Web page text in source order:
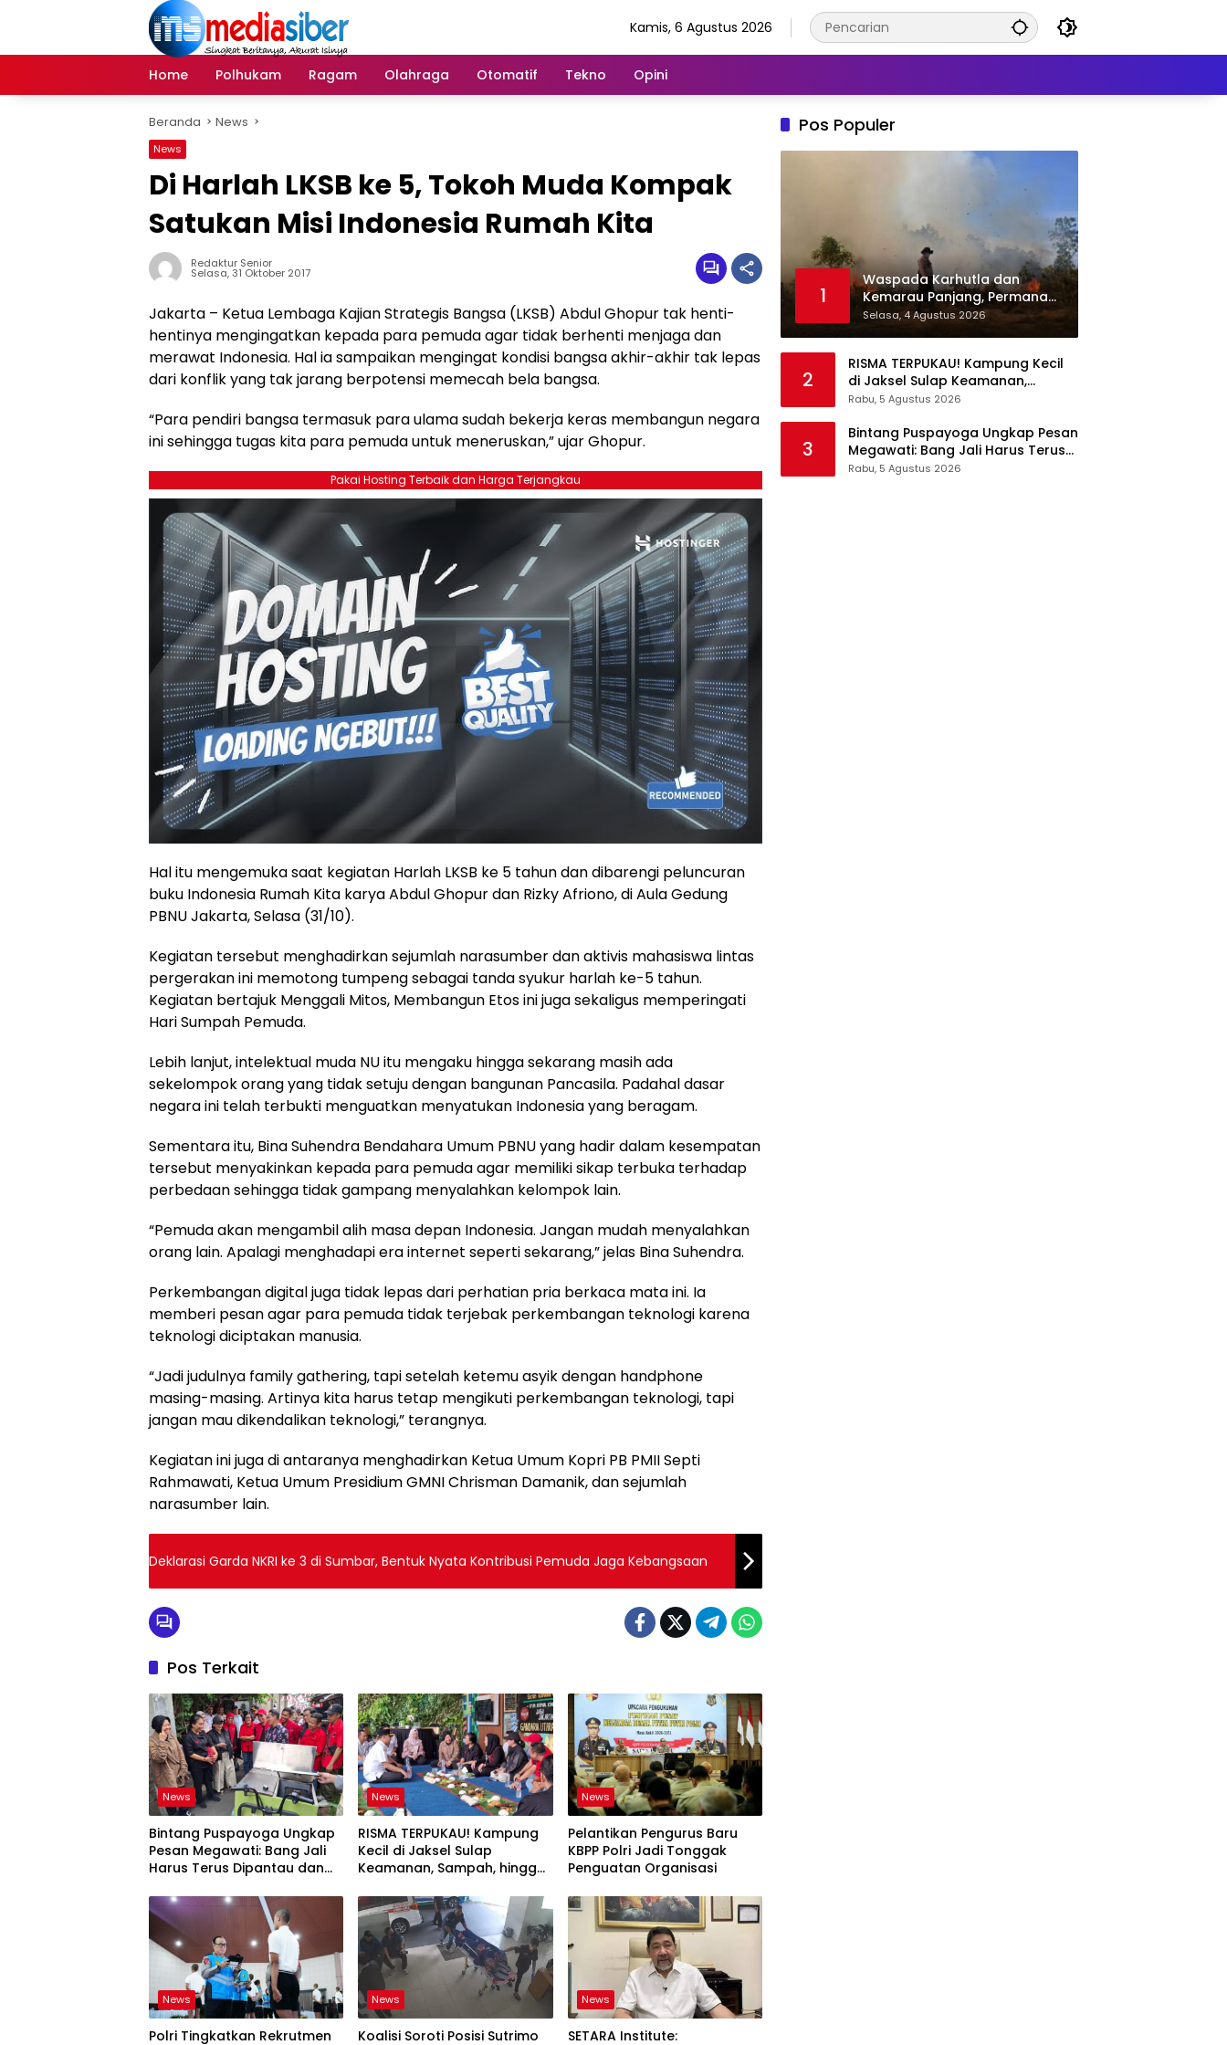
Kamis, 6 Agustus 2026
Home Polhukam Ragam Olahraga Otomatif Tekno Opini
Beranda News
News
Di Harlah LKSB ke 5, Tokoh Muda Kompak
Satukan Misi Indonesia Rumah Kita
Redaktur Senior
Selasa, 31 Oktober 2017
Jakarta – Ketua Lembaga Kajian Strategis Bangsa (LKSB) Abdul Ghopur tak henti-
hentinya mengingatkan kepada para pemuda agar tidak berhenti menjaga dan
merawat Indonesia. Hal ia sampaikan mengingat kondisi bangsa akhir-akhir tak lepas
dari konflik yang tak jarang berpotensi memecah bela bangsa.
“Para pendiri bangsa termasuk para ulama sudah bekerja keras membangun negara
ini sehingga tugas kita para pemuda untuk meneruskan,” ujar Ghopur.
Pakai Hosting Terbaik dan Harga Terjangkau
Hal itu mengemuka saat kegiatan Harlah LKSB ke 5 tahun dan dibarengi peluncuran
buku Indonesia Rumah Kita karya Abdul Ghopur dan Rizky Afriono, di Aula Gedung
PBNU Jakarta, Selasa (31/10).
Kegiatan tersebut menghadirkan sejumlah narasumber dan aktivis mahasiswa lintas
pergerakan ini memotong tumpeng sebagai tanda syukur harlah ke-5 tahun.
Kegiatan bertajuk Menggali Mitos, Membangun Etos ini juga sekaligus memperingati
Hari Sumpah Pemuda.
Lebih lanjut, intelektual muda NU itu mengaku hingga sekarang masih ada
sekelompok orang yang tidak setuju dengan bangunan Pancasila. Padahal dasar
negara ini telah terbukti menguatkan menyatukan Indonesia yang beragam.
Sementara itu, Bina Suhendra Bendahara Umum PBNU yang hadir dalam kesempatan
tersebut menyakinkan kepada para pemuda agar memiliki sikap terbuka terhadap
perbedaan sehingga tidak gampang menyalahkan kelompok lain.
“Pemuda akan mengambil alih masa depan Indonesia. Jangan mudah menyalahkan
orang lain. Apalagi menghadapi era internet seperti sekarang,” jelas Bina Suhendra.
Perkembangan digital juga tidak lepas dari perhatian pria berkaca mata ini. Ia
memberi pesan agar para pemuda tidak terjebak perkembangan teknologi karena
teknologi diciptakan manusia.
“Jadi judulnya family gathering, tapi setelah ketemu asyik dengan handphone
masing-masing. Artinya kita harus tetap mengikuti perkembangan teknologi, tapi
jangan mau dikendalikan teknologi,” terangnya.
Kegiatan ini juga di antaranya menghadirkan Ketua Umum Kopri PB PMII Septi
Rahmawati, Ketua Umum Presidium GMNI Chrisman Damanik, dan sejumlah
narasumber lain.
Deklarasi Garda NKRI ke 3 di Sumbar, Bentuk Nyata Kontribusi Pemuda Jaga Kebangsaan
Pos Terkait
News
Bintang Puspayoga Ungkap
Pesan Megawati: Bang Jali
Harus Terus Dipantau dan
News
RISMA TERPUKAU! Kampung
Kecil di Jaksel Sulap
Keamanan, Sampah, hingga
Sistem
News
Pelantikan Pengurus Baru
KBPP Polri Jadi Tonggak
Penguatan Organisasi
News
Polri Tingkatkan Rekrutmen
News
Koalisi Soroti Posisi Sutrimo
News
SETARA Institute:
Pos Populer
1
Waspada Karhutla dan
Kemarau Panjang, Permana
Irmansyah Tekankan Mitigasi
Berbasis Komunitas
Selasa, 4 Agustus 2026
2
RISMA TERPUKAU! Kampung Kecil
di Jaksel Sulap Keamanan,
Sampah, hingga Ketahanan
Rabu, 5 Agustus 2026
3
Bintang Puspayoga Ungkap Pesan
Megawati: Bang Jali Harus Terus
Dipantau dan Dikembangkan
Rabu, 5 Agustus 2026